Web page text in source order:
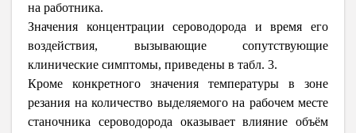
на работника.
Значения концентрации сероводорода и время его
воздействия, вызывающие сопутствующие
клинические симптомы, приведены в табл. 3.
Кроме конкретного значения температуры в зоне
резания на количество выделяемого на рабочем месте
станочника сероводорода оказывает влияние объём